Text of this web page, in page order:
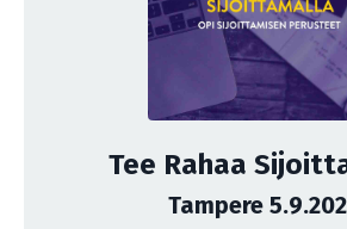
Tee Rahaa
Tampere